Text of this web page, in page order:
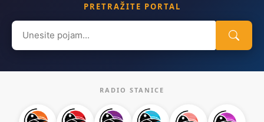
PRETRAŽITE PORTAL
Search
for:
RADIO STANICE